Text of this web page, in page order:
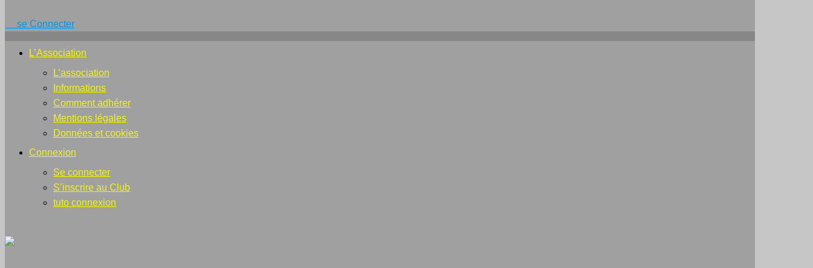
se Connecter
L’Association
L’association
Informations
Comment adhérer
Mentions légales
Données et cookies
Connexion
Se connecter
S’inscrire au Club
tuto connexion